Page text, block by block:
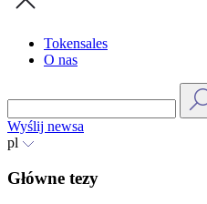
Tokensales
O nas
Wyślij newsa
pl
Główne tezy